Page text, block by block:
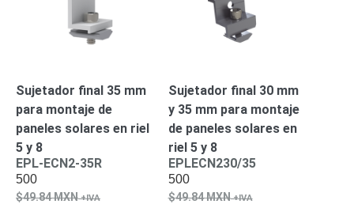
Drones,
Robots e
Industrial
Energía
Adaptadores
de
Pared
Alimentación
Sujetador final 35 mm
para montaje de
paneles solares en riel
5 y 8
EPL-ECN2-35R
500
49.84MXN
Sujetador final 30 mm
y 35 mm para montaje
de paneles solares en
riel 5 y 8
EPLECN230/35
500
49.84MXN